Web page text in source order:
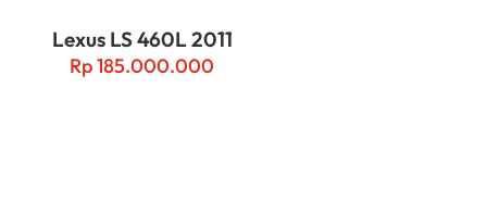
Lexus LS 460L 2011
Rp185.000.000